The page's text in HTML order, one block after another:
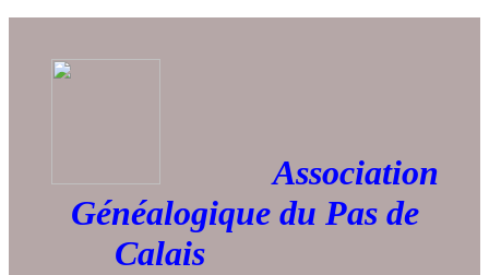
Association
Généalogique du Pas de
Calais